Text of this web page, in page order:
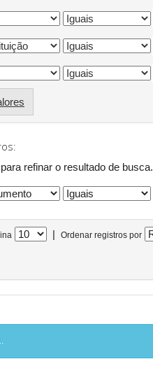
refinar o resultado de busca.
| Ordenar registros por